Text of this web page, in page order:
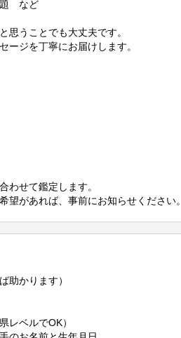
　など
思うことでも大丈夫です。
ージを丁寧にお届けします。
わせて鑑定します。
望があれば、事前にお知らせください。
助かります）
レベルでOK）